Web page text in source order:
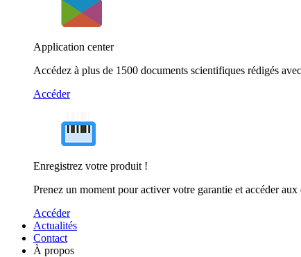
Application center
Accédez à plus de 1500 documents scientifiques rédigés
Accéder
Enregistrez votre produit !
Prenez un moment pour activer votre garantie et accéder
Accéder
Actualités
Contact
À propos